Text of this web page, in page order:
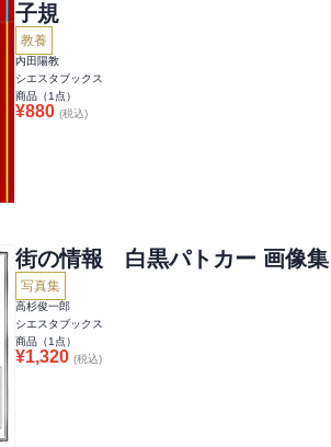
子規
教養
内田陽教
シエスタブックス
商品（1 点）
¥880 (税込)
街の情報 白黒パトカー 画像集
写真集
高杉俊一郎
シエスタブックス
商品（1 点）
¥1,320 (税込)